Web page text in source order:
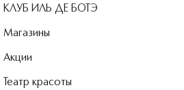
КЛУБ ИЛЬ ДЕ БОТЭ
Магазины
Акции
Театр красоты